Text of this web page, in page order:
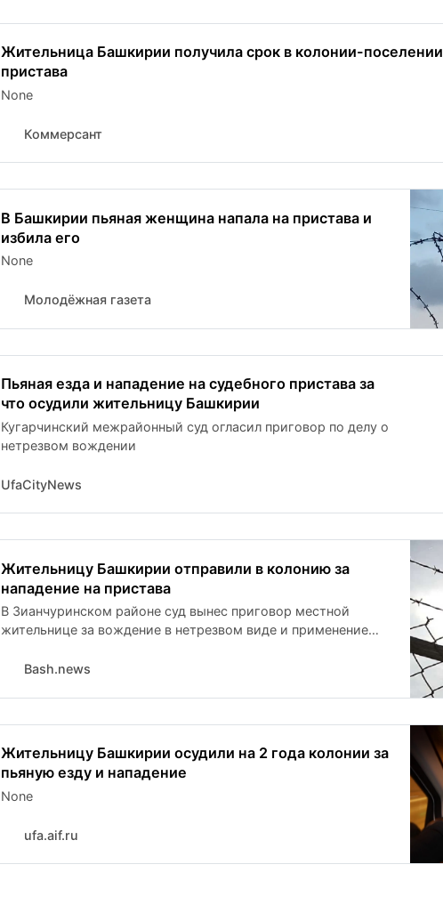
Жительница Башкирии получила срок в колонии-
пристава
None
Коммерсант
В Башкирии пьяная женщина напала на пристава и
избила его
None
Молодёжная газета
Пьяная езда и нападение на судебного пристава за
что осудили жительницу Башкирии
Кугарчинский межрайонный суд огласил приговор по делу о
нетрезвом вождении
UfaCityNews
Жительницу Башкирии отправили в колонию за
нападение на пристава
В Зианчуринском районе суд вынес приговор местной
жительнице за вождение в нетрезвом виде и применение
органов. Как рассказали в прокуратуре, инцидент
Bash.news
Жительницу Башкирии осудили на 2 года колонии за
пьяную езду и нападение
None
ufa.aif.ru